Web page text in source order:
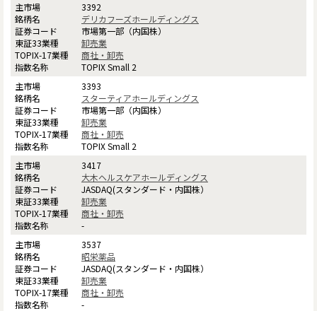
3392
デリカフーズホールディングス
市場第一部（内国株）
卸売業
商社・卸売
TOPIX Small 2
3393
スターティアホールディングス
市場第一部（内国株）
卸売業
商社・卸売
TOPIX Small 2
3417
大木ヘルスケアホールディングス
JASDAQ(スタンダード・内国株）
卸売業
商社・卸売
-
3537
昭栄薬品
JASDAQ(スタンダード・内国株）
卸売業
商社・卸売
-